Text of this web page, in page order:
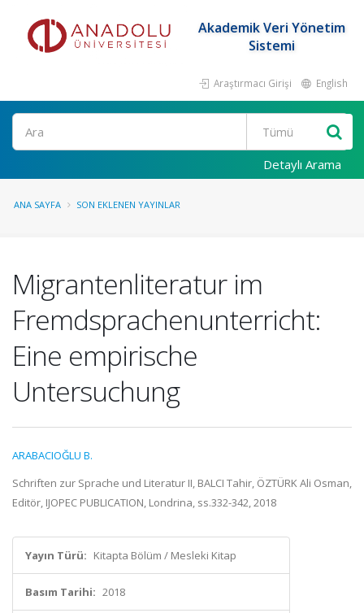
Akademik Veri Yönetim
Sistemi
Araştırmacı Girişi English
Ara
Detaylı Arama
ANA SAYFA SON EKLENEN YAYINLAR
Migrantenliteratur im
Fremdsprachenunterricht:
Eine empirische
Untersuchung
ARABACIOĞLU B.
Schriften zur Sprache und Literatur II, BALCI Tahir, ÖZTÜRK Ali Osman,
Editör, IJOPEC PUBLICATION, Londrina, ss.332-342, 2018
Yayın Türü: Kitapta Bölüm / Mesleki Kitap
Basım Tarihi: 2018